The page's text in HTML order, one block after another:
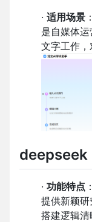
· 适用场景
是自媒体
文字工作，
deepseek
· 功能特点
提供新颖
搭建逻辑